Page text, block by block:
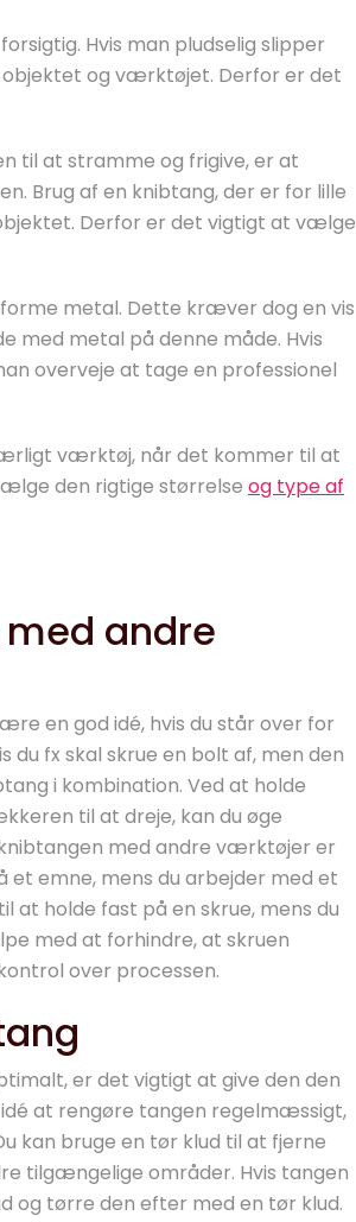
Hvis man pludselig slipper
og værktøjet. Derfor er det
til at stramme og frigive, er at
Brug af en knibtang, der er for lille
Derfor er det vigtigt at vælge
metal. Dette kræver dog en vis
med metal på denne måde. Hvis
overveje at tage en professionel
værktøj, når det kommer til at
den rigtige størrelse og type af
andre
en god idé, hvis du står over for
fx skal skrue en bolt af, men den
i kombination. Ved at holde
til at dreje, kan du øge
med andre værktøjer er
emne, mens du arbejder med et
holde fast på en skrue, mens du
med at forhindre, at skruen
over processen.
er det vigtigt at give den den
at rengøre tangen regelmæssigt,
kan bruge en tør klud til at fjerne
tilgængelige områder. Hvis tangen
og tørre den efter med en tør klud.